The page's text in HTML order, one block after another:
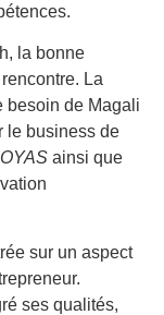
la bonne
La
besoin de Magali
le business de
ainsi que
sur un aspect
ses qualités,